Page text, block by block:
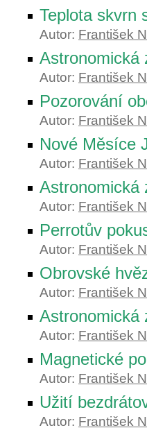
Teplota skvrn
Autor: František
Astronomická
Autor: František
Pozorování
Autor: František
Nové Měsíce
Autor: František
Astronomická
Autor: František
Perrotův
Autor: František
Obrovské
Autor: František
Astronomická
Autor: František
Magnetické
Autor: František
Užití
Autor: František